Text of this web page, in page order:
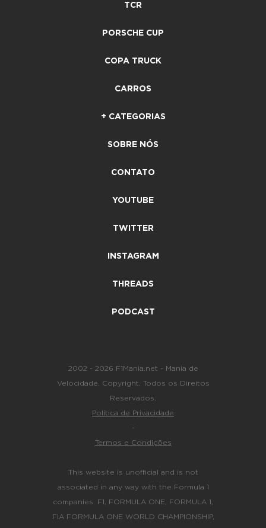
TCR
PORSCHE CUP
COPA TRUCK
CARROS
+ CATEGORIAS
SOBRE NÓS
CONTATO
YOUTUBE
TWITTER
INSTAGRAM
THREADS
PODCAST
2002 - 2026 F1Mania.net - Mania de
Velocidade. Copyright. Todos os Direitos
Reservados.
Política de Privacidade
-
Termos e Condições
This website is unofficial and is not
associated in any way with the Formula 1
companies. F1, FORMULA ONE, FORMULA 1,
FIA FORMULA ONE WORLD CHAMPIONSHIP,